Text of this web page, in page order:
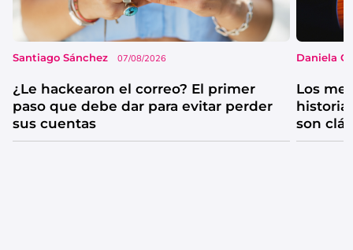
Santiago Sánchez 07/08/2026
¿Le hackearon el correo? El primer
paso que debe dar para evitar perder
sus cuentas
Daniela
Los
historia
son